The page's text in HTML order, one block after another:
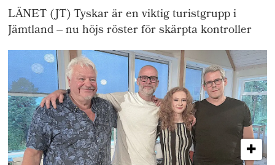
LÄNET (JT) Tyskar är en viktig turistgrupp i
Jämtland – nu höjs röster för skärpta kontroller